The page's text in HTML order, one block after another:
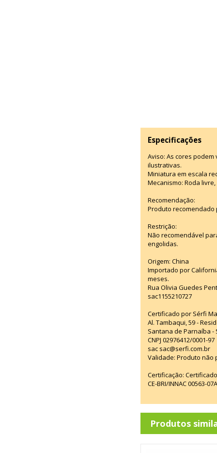
Especificações
Aviso: As cores
ilustrativas.
Miniatura em escala
Mecanismo: Roda
Recomendação:
Produto recomendado
Restrição:
Não recomendável
engolidas.
Origem: China
Importado por
meses.
Rua Olivia Guedes
sac1155210727
Certificado por Sérfi
Al. Tambaqui, 59 -
Santana de Parnaíba -
CNPJ 02976412/0001-97
sac sac@serfi.com.br
Validade: Produto não
Certificação:
CE-BRI/INNAC 00563-
Produtos